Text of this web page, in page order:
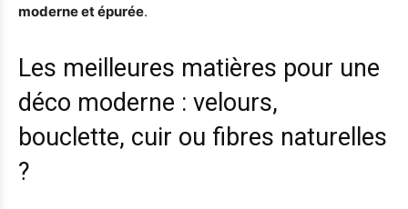
moderne et épurée.
Les meilleures matières pour une
déco moderne : velours,
bouclette, cuir ou fibres naturelles
?